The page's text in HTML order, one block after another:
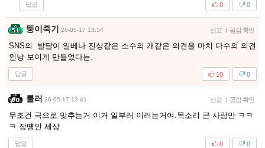
답글 0
0
뚱이죽기 26-05-17 13:34 신고 공감 확인
SNS의 발달이 일베나 진상같은 소수의 개같은 의견을 마치 다수의 의견
인냥 보이게 만들었다는.
답글 0
10
룰러 26-05-17 13:41 신고 공감 확인
무조건 극으로 맞추는거 이거 일부러 이러는거여.목소리 큰 사람만 ㅋㅋ
ㅋ 장떙인 세상
답글 0
0